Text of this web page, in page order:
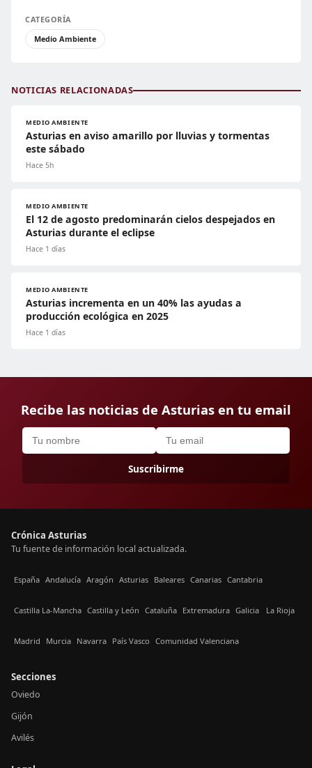
CATEGORÍA
Medio Ambiente
NOTICIAS RELACIONADAS
MEDIO AMBIENTE
Asturias en aviso amarillo por lluvias y tormentas
este sábado
Hace 5h
MEDIO AMBIENTE
El 12 de agosto predominarán cielos despejados en
Asturias durante el eclipse
Hace 1 días
MEDIO AMBIENTE
Asturias incrementa en un 40% las ayudas a
producción ecológica en 2025
Hace 1 días
Recibe las noticias de Asturias en tu email
Suscribirme
Crónica Asturias
Tu fuente de información local actualizada.
España Andalucía Aragón Asturias Baleares Canarias Cantabria
Castilla La-Mancha Castilla y León Cataluña Extremadura Galicia La Rioja
Madrid Murcia Navarra País Vasco Comunidad Valenciana
Secciones
Oviedo
Gijón
Avilés